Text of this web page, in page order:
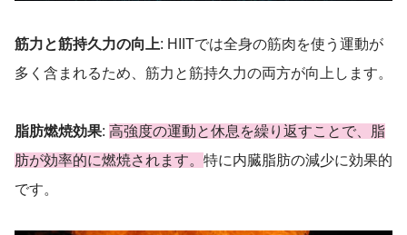
筋力と筋持久力の向上: HIITでは全身の筋肉を使う運動が
多く含まれるため、筋力と筋持久力の両方が向上します。
脂肪燃焼効果: 高強度の運動と休息を繰り返すことで、脂
肪が効率的に燃焼されます。 特に内臓脂肪の減少に効果的
です。